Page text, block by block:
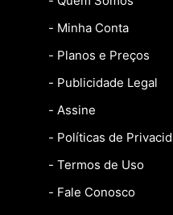
- Minha Conta
- Planos e Preços
- Publicidade Legal
- Assine
- Políticas de
- Termos de Uso
- Fale Conosco